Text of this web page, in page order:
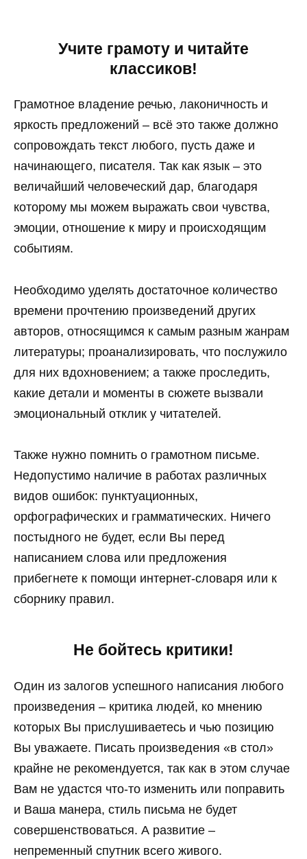
Учите грамоту и читайте
классиков!
Грамотное владение речью, лаконичность и
яркость предложений – всё это также должно
сопровождать текст любого, пусть даже и
начинающего, писателя. Так как язык – это
величайший человеческий дар, благодаря
которому мы можем выражать свои чувства,
эмоции, отношение к миру и происходящим
событиям.
Необходимо уделять достаточное количество
времени прочтению произведений других
авторов, относящимся к самым разным жанрам
литературы; проанализировать, что послужило
для них вдохновением; а также проследить,
какие детали и моменты в сюжете вызвали
эмоциональный отклик у читателей.
Также нужно помнить о грамотном письме.
Недопустимо наличие в работах различных
видов ошибок: пунктуационных,
орфографических и грамматических. Ничего
постыдного не будет, если Вы перед
написанием слова или предложения
прибегнете к помощи интернет-словаря или к
сборнику правил.
Не бойтесь критики!
Один из залогов успешного написания любого
произведения – критика людей, ко мнению
которых Вы прислушиваетесь и чью позицию
Вы уважаете. Писать произведения «в стол»
крайне не рекомендуется, так как в этом случае
Вам не удастся что-то изменить или поправить
и Ваша манера, стиль письма не будет
совершенствоваться. А развитие –
непременный спутник всего живого.